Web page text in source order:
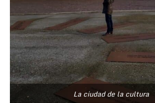
La ciudad de la cultura